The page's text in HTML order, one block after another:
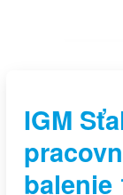
IGM
balenie